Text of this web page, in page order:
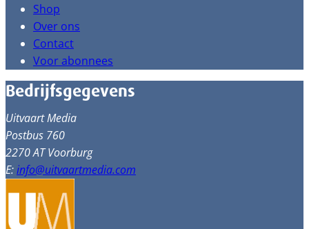
Shop
Over ons
Contact
Voor abonnees
Bedrijfsgegevens
Uitvaart Media
Postbus 760
2270 AT Voorburg
E:info@uitvaartmedia.com